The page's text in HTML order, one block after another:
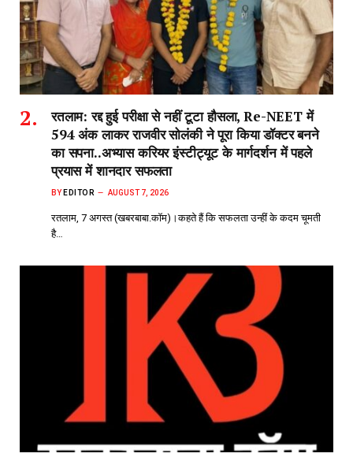
रतलाम: रद्द हुई परीक्षा से नहीं टूटा हौसला, Re-NEET में
594 अंक लाकर राजवीर सोलंकी ने पूरा किया डॉक्टर बनने
का सपना..अभ्यास करियर इंस्टीट्यूट के मार्गदर्शन में पहले
प्रयास में शानदार सफलता
BY EDITOR AUGUST 7, 2026
रतलाम, 7 अगस्त (खबरबाबा.कॉम)।कहते हैं कि सफलता उन्हीं के कदम चूमती
है…